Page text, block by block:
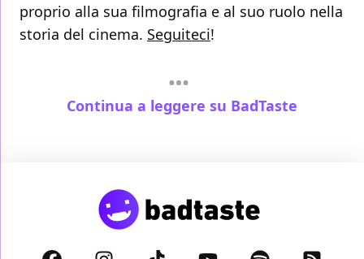
proprio alla sua filmografia e al suo ruolo nella
storia del cinema. Seguiteci!
Continua a leggere su BadTaste